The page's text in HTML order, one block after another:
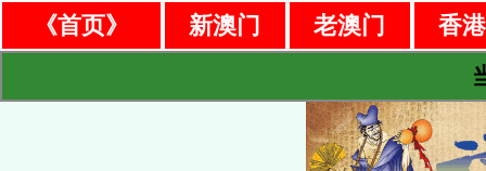
《首页》 新澳门 老澳门
香